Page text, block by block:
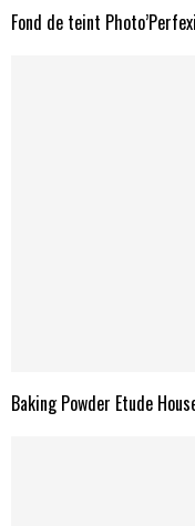
Fond de teint
Baking Powder Etude